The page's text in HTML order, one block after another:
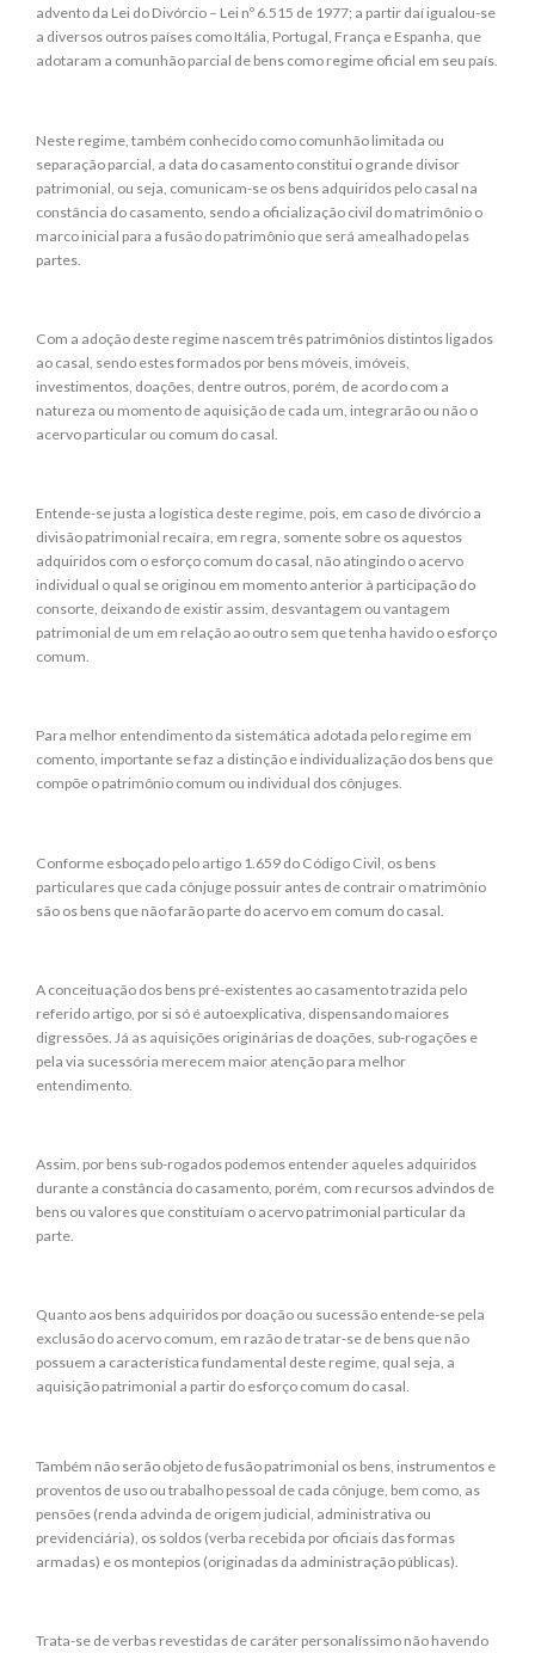
advento da Lei do Divórcio – Lei nº 6.515 de 1977; a partir daí igualou-se
a diversos outros países como Itália, Portugal, França e Espanha, que
adotaram a comunhão parcial de bens como regime oficial em seu país.
Neste regime, também conhecido como comunhão limitada ou
separação parcial, a data do casamento constitui o grande divisor
patrimonial, ou seja, comunicam-se os bens adquiridos pelo casal na
constância do casamento, sendo a oficialização civil do matrimônio o
marco inicial para a fusão do patrimônio que será amealhado pelas
partes.
Com a adoção deste regime nascem três patrimônios distintos ligados
ao casal, sendo estes formados por bens móveis, imóveis,
investimentos, doações, dentre outros, porém, de acordo com a
natureza ou momento de aquisição de cada um, integrarão ou não o
acervo particular ou comum do casal.
Entende-se justa a logística deste regime, pois, em caso de divórcio a
divisão patrimonial recaíra, em regra, somente sobre os aquestos
adquiridos com o esforço comum do casal, não atingindo o acervo
individual o qual se originou em momento anterior à participação do
consorte, deixando de existir assim, desvantagem ou vantagem
patrimonial de um em relação ao outro sem que tenha havido o esforço
comum.
Para melhor entendimento da sistemática adotada pelo regime em
comento, importante se faz a distinção e individualização dos bens que
compõe o patrimônio comum ou individual dos cônjuges.
Conforme esboçado pelo artigo 1.659 do Código Civil, os bens
particulares que cada cônjuge possuir antes de contrair o matrimônio
são os bens que não farão parte do acervo em comum do casal.
A conceituação dos bens pré-existentes ao casamento trazida pelo
referido artigo, por si só é autoexplicativa, dispensando maiores
digressões. Já as aquisições originárias de doações, sub-rogações e
pela via sucessória merecem maior atenção para melhor
entendimento.
Assim, por bens sub-rogados podemos entender aqueles adquiridos
durante a constância do casamento, porém, com recursos advindos de
bens ou valores que constituíam o acervo patrimonial particular da
parte.
Quanto aos bens adquiridos por doação ou sucessão entende-se pela
exclusão do acervo comum, em razão de tratar-se de bens que não
possuem a característica fundamental deste regime, qual seja, a
aquisição patrimonial a partir do esforço comum do casal.
Também não serão objeto de fusão patrimonial os bens, instrumentos e
proventos de uso ou trabalho pessoal de cada cônjuge, bem como, as
pensões (renda advinda de origem judicial, administrativa ou
previdenciária), os soldos (verba recebida por oficiais das formas
armadas) e os montepios (originadas da administração públicas).
Trata-se de verbas revestidas de caráter personalíssimo não havendo